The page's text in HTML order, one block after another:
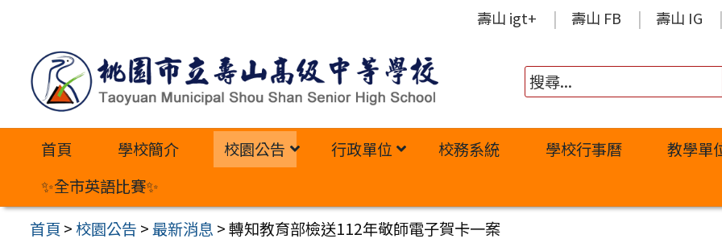
內
壽山 igt+ 壽山 FB 壽山 IG
首頁 學校簡介 校園公告 行政單位 校務系統 學校行事曆 教學單
✨全市英語比賽✨
首頁 >校園公告 >最新消息 >轉知教育部檢送112年敬師電子賀卡一案